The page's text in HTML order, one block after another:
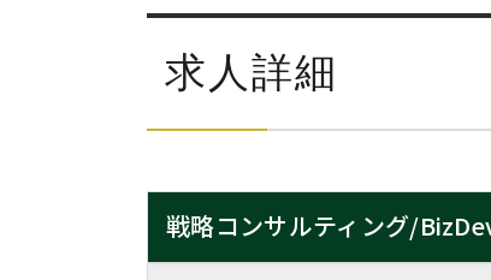
求人詳細
戦略コンサルティング/